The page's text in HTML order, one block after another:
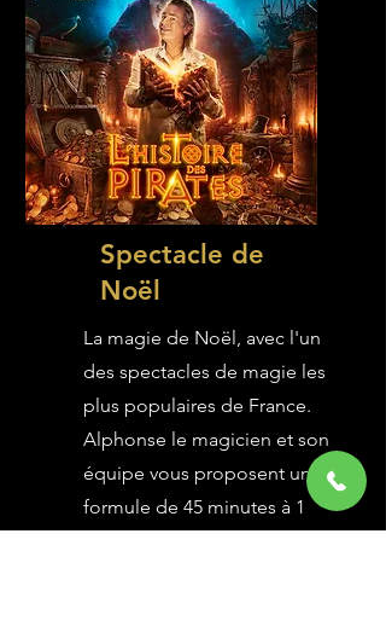
Spectacle de
Noël
La magie de Noël, avec l'un
des spectacles de magie les
plus populaires de France.
Alphonse le magicien et son
équipe vous proposent une
formule de 45 minutes à 1